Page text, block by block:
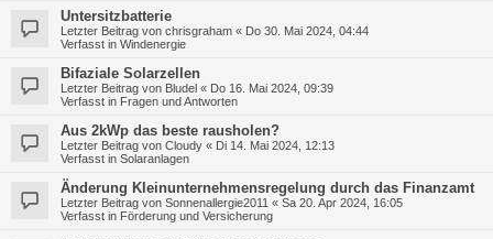
Untersitzbatterie
Letzter Beitrag von chrisgraham « Do 30. Mai 2024, 04:44
Verfasst in Windenergie
Bifaziale Solarzellen
Letzter Beitrag von Bludel « Do 16. Mai 2024, 09:39
Verfasst in Fragen und Antworten
Aus 2kWp das beste rausholen?
Letzter Beitrag von Cloudy « Di 14. Mai 2024, 12:13
Verfasst in Solaranlagen
Änderung Kleinunternehmensregelung durch das Finanzamt
Letzter Beitrag von Sonnenallergie2011 « Sa 20. Apr 2024, 16:05
Verfasst in Förderung und Versicherung